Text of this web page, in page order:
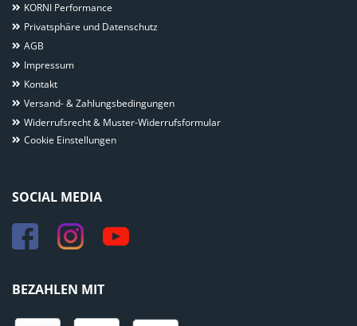
KORNI Performance
Privatsphäre und Datenschutz
AGB
Impressum
Kontakt
Versand- & Zahlungsbedingungen
Widerrufsrecht & Muster-Widerrufsformular
Cookie Einstellungen
SOCIAL MEDIA
BEZAHLEN MIT